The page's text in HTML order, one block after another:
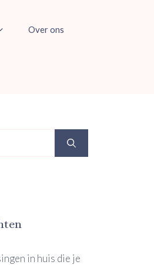
Over ons
in huis die je